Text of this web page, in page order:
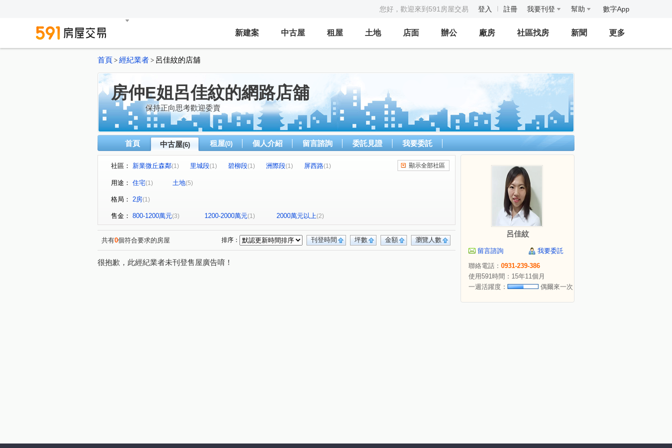
您好，歡迎來到591房屋交易 登入 註冊 我要刊登 幫助 數字App
新建案 中古屋 租屋 土地 店面 辦公 廠房 社區找房 新聞 更多
首頁 > 經紀業者 > 呂佳紋的店舖
房仲E姐呂佳紋的網路店舖
保持正向思考歡迎委賣
首頁 中古屋(6) 租屋(0) 個人介紹 留言諮詢 委託見證 我要委託
社區： 新業微丘森鄰(1) 里城段(1) 碧柳段(1) 洲際段(1) 屏西路(1) 顯示全部社區
用途： 住宅(1) 土地(5)
格局： 2房(1)
售金： 800-1200萬元(3) 1200-2000萬元(1) 2000萬元以上(2)
共有0個符合要求的房屋 瀏覽人數
金額
坪數
刊登時間
排序：
很抱歉，此經紀業者未刊登售屋廣告唷！
呂佳紋
留言諮詢
我要委託
聯絡電話： 0931-239-386
使用591時間：15年11個月
一週活躍度：
偶爾來一次